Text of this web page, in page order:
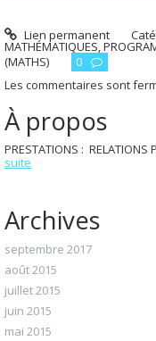
À propos
PRESTATIONS : RELATIONS
suite
Archives
septembre 2017
août 2015
juillet 2015
juin 2015
mai 2015
Lien permanent
MATHÉMATIQUES,
(MATHS)
0
Les commentaires sont